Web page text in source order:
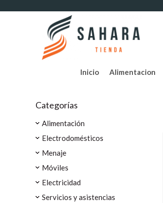
Inicio Alimentacion
Categorías
Alimentación
Electrodomésticos
Menaje
Móviles
Electricidad
Servicios y asistencias